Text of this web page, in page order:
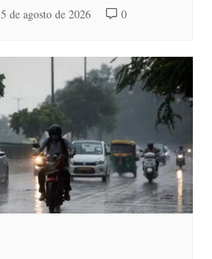
5 de agosto de 2026 0